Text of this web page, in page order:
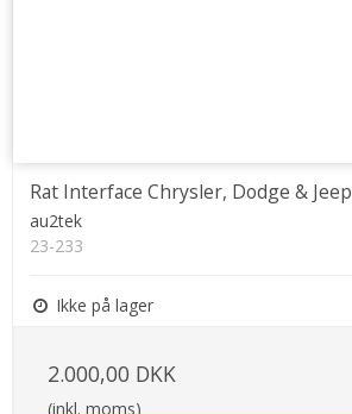
Rat Interface Chrysler, Dodge & Jeep
au2tek
23-233
Ikke på lager
2.000,00 DKK
(inkl. moms)